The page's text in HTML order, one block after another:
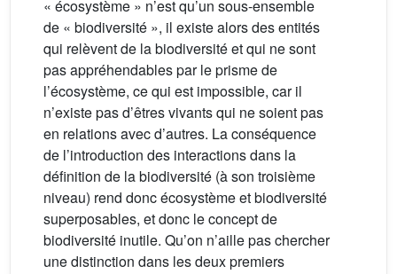
« écosystème » n’est qu’un sous-ensemble
de « biodiversité », il existe alors des entités
qui relèvent de la biodiversité et qui ne sont
pas appréhendables par le prisme de
l’écosystème, ce qui est impossible, car il
n’existe pas d’êtres vivants qui ne soient pas
en relations avec d’autres. La conséquence
de l’introduction des interactions dans la
définition de la biodiversité (à son troisième
niveau) rend donc écosystème et biodiversité
superposables, et donc le concept de
biodiversité inutile. Qu’on n’aille pas chercher
une distinction dans les deux premiers